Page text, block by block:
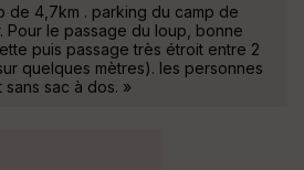
de 4,7km . parking du camp de
Pour le passage du loup, bonne
puis passage très étroit entre 2
quelques mètres). les personnes
sac à dos. »